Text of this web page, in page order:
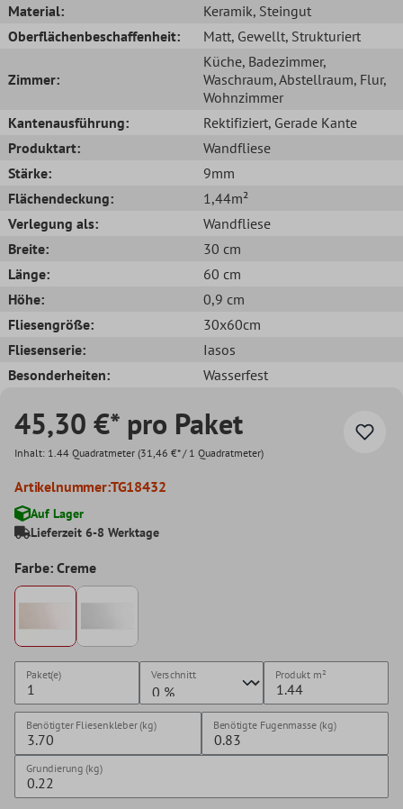
Material:
Keramik, Steingut
Oberflächenbeschaffenheit:
Matt, Gewellt, Strukturiert
Zimmer:
Küche, Badezimmer,
Waschraum, Abstellraum, Flur,
Wohnzimmer
Kantenausführung:
Rektifiziert, Gerade Kante
Produktart:
Wandfliese
Stärke:
9mm
Flächendeckung:
1,44m²
Verlegung als:
Wandfliese
Breite:
30 cm
Länge:
60 cm
Höhe:
0,9 cm
Fliesengröße:
30x60cm
Fliesenserie:
Iasos
Besonderheiten:
Wasserfest
45,30 €* pro Paket
Inhalt: 1.44 Quadratmeter (31,46 €* / 1 Quadratmeter)
Artikelnummer:TG18432
Auf Lager
Lieferzeit 6-8 Werktage
Farbe: Creme
Paket(e) Verschnitt Produkt m²
Benötigter Fliesenkleber (kg) Benötigte Fugenmasse (kg)
Grundierung (kg)